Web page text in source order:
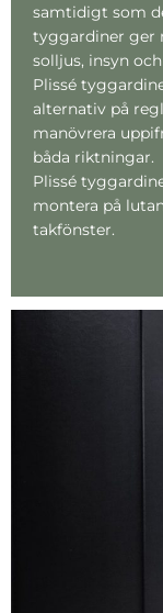
samtidigt som
tyggardiner ger
solljus, insyn
Plissé
alternativ på
manövrera
båda riktningar.
Plissé
montera på
takfönster.